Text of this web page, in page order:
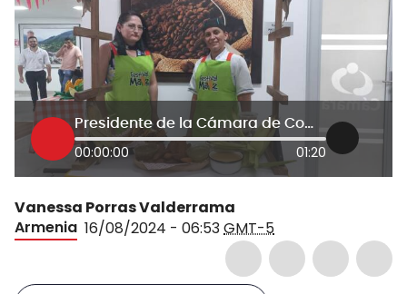
Presidente de la Cámara de Comercio
00:00:00 01:20
Vanessa Porras Valderrama
Armenia 16/08/2024 - 06:53GMT-5